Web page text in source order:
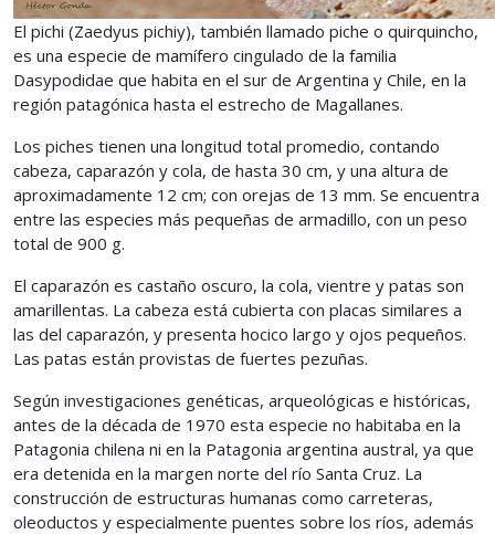
El pichi (Zaedyus pichiy), también llamado piche o quirquincho,
es una especie de mamífero cingulado de la familia
Dasypodidae que habita en el sur de Argentina y Chile, en la
región patagónica hasta el estrecho de Magallanes.
Los piches tienen una longitud total promedio, contando
cabeza, caparazón y cola, de hasta 30 cm, y una altura de
aproximadamente 12 cm; con orejas de 13 mm. Se encuentra
entre las especies más pequeñas de armadillo, con un peso
total de 900 g.
El caparazón es castaño oscuro, la cola, vientre y patas son
amarillentas. La cabeza está cubierta con placas similares a
las del caparazón, y presenta hocico largo y ojos pequeños.
Las patas están provistas de fuertes pezuñas.
Según investigaciones genéticas, arqueológicas e históricas,
antes de la década de 1970 esta especie no habitaba en la
Patagonia chilena ni en la Patagonia argentina austral, ya que
era detenida en la margen norte del río Santa Cruz. La
construcción de estructuras humanas como carreteras,
oleoductos y especialmente puentes sobre los ríos, además